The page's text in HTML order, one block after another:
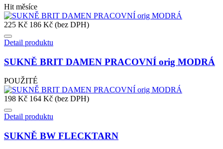
Hit měsíce
225 Kč 186 Kč (bez DPH)
Detail produktu
SUKNĚ BRIT DAMEN PRACOVNÍ orig MODRÁ
POUŽITÉ
198 Kč 164 Kč (bez DPH)
Detail produktu
SUKNĚ BW FLECKTARN